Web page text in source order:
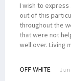
I wish to
out of this
throughout the
that were not
well over. Living
OFF WHITE Jun